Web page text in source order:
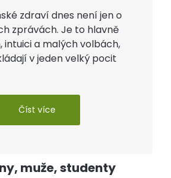
zdraví dnes není jen o
zprávách. Je to hlavně
intuici a malých volbách,
v jeden velký pocit
Číst více
muže, studenty